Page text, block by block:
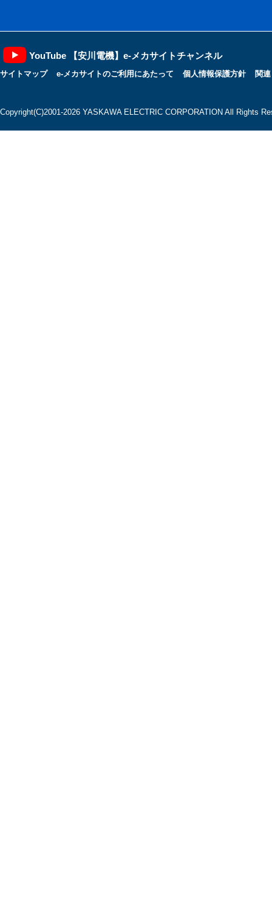
YouTube 【安川電機】e-メカサイトチャンネル
サイトマップ e-メカサイトのご利用にあたって 個人情報保護方針 関
Copyright(C)2001‐2026 YASKAWA ELECTRIC CORPORATION All Rights